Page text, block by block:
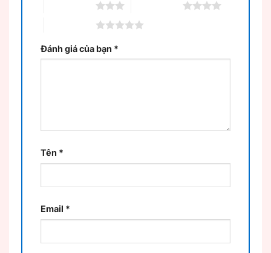
Đánh giá của bạn *
Tên *
Email *